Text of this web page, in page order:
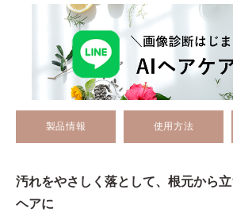
製品情報 使用方法
汚れをやさしく落として、根元から
ヘアに